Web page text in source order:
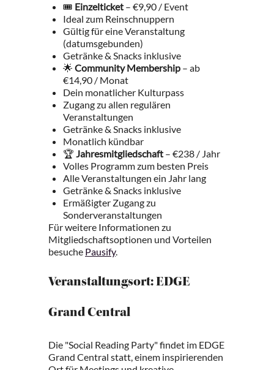
🎟 Einzelticket – €9,90 / Event
Ideal zum Reinschnuppern
Gültig für eine Veranstaltung
(datumsgebunden)
Getränke & Snacks inklusive
🌟 Community Membership – ab
€14,90 / Monat
Dein monatlicher Kulturpass
Zugang zu allen regulären
Veranstaltungen
Getränke & Snacks inklusive
Monatlich kündbar
🏆 Jahresmitgliedschaft – €238 / Jahr
Volles Programm zum besten Preis
Alle Veranstaltungen ein Jahr lang
Getränke & Snacks inklusive
Ermäßigter Zugang zu
Sonderveranstaltungen
Für weitere Informationen zu
Mitgliedschaftsoptionen und Vorteilen
besuche Pausify.
Veranstaltungsort: EDGE
Grand Central
Die "Social Reading Party" findet im EDGE
Grand Central statt, einem inspirierenden